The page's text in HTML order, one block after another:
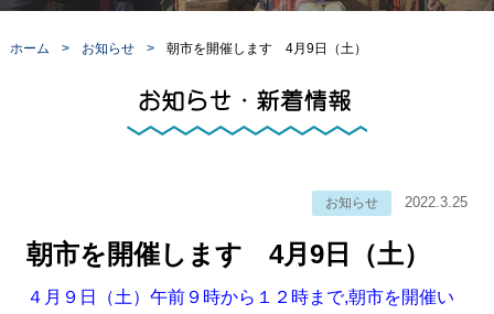
ホーム お知らせ 朝市を開催します 4月9日（土）
お知らせ 2022.3.25
朝市を開催します 4月9日（土）
４月９日（土）午前９時から１２時まで,朝市を開催い